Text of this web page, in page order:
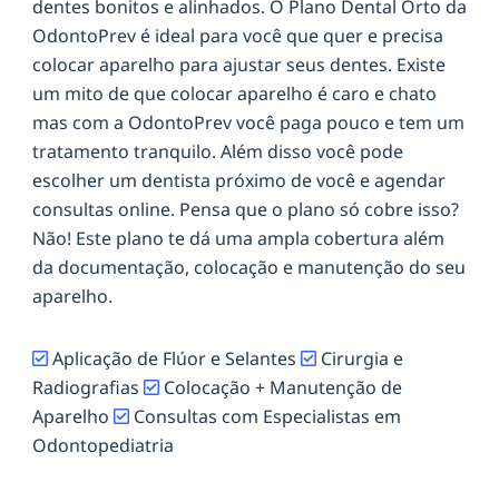
dentes bonitos e alinhados. O Plano Dental Orto da
OdontoPrev é ideal para você que quer e precisa
colocar aparelho para ajustar seus dentes. Existe
um mito de que colocar aparelho é caro e chato
mas com a OdontoPrev você paga pouco e tem um
tratamento tranquilo. Além disso você pode
escolher um dentista próximo de você e agendar
consultas online. Pensa que o plano só cobre isso?
Não! Este plano te dá uma ampla cobertura além
da documentação, colocação e manutenção do seu
aparelho.
Aplicação de Flúor e Selantes
Cirurgia e
Radiografias
Colocação + Manutenção de
Aparelho
Consultas com Especialistas em
Odontopediatria